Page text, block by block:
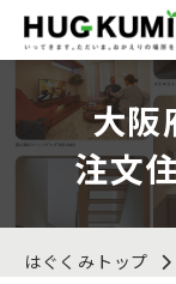
大阪
注文
はぐくみトップ